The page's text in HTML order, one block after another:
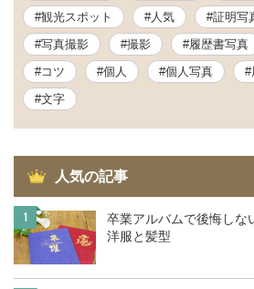
#観光スポット
#人気 #証明写
#写真撮影
#撮影 #履歴書写真
#コツ
#個人 #個人写真 #
#文字
人気の記事
1
卒業アルバムで後悔しな
洋服と髪型